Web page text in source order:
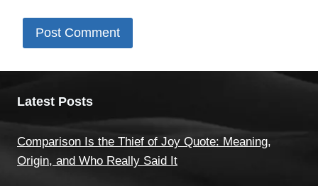
Latest Posts
Comparison Is the Thief of Joy Quote: Meaning,
Origin, and Who Really Said It